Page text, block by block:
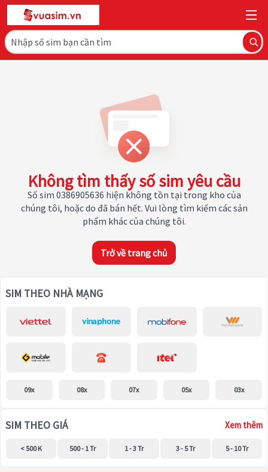
Không tìm thấy số sim yêu cầu
Số sim 0386905636 hiện không tồn tại trong kho của
chúng tôi, hoặc do đã bán hết. Vui lòng tìm kiếm các sản
phẩm khác của chúng tôi.
Trở về trang chủ
SIM THEO NHÀ MẠNG
09x 08x 07x 05x 03x
SIM THEO GIÁ Xem thêm
< 500 K 500 - 1 Tr 1 - 3 Tr 3 - 5 Tr 5 - 10 Tr